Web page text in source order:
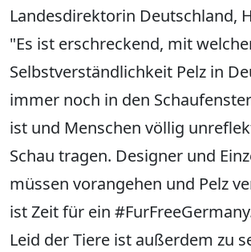
Landesdirektorin Deutschland,
"Es ist erschreckend, mit
Selbstverständlichkeit Pelz in
immer noch in den
ist und Menschen völlig
Schau tragen. Designer und
müssen vorangehen und Pelz
ist Zeit für ein
Leid der Tiere ist außerdem zu